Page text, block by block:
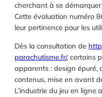
cherchant à se
Cette évaluation numéro
leur pertinence pour les
Dès la consultation de
parachutisme.fr/, certains
apparents : design épuré,
contenus, mise en avant
L’industrie du jeu en